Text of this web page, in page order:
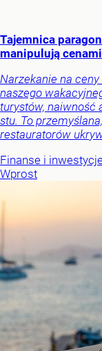
Tajemnica
manipulują
Narzekanie na
naszego
turystów, naiwność
stu. To
restauratorów
Finanse i
Wprost